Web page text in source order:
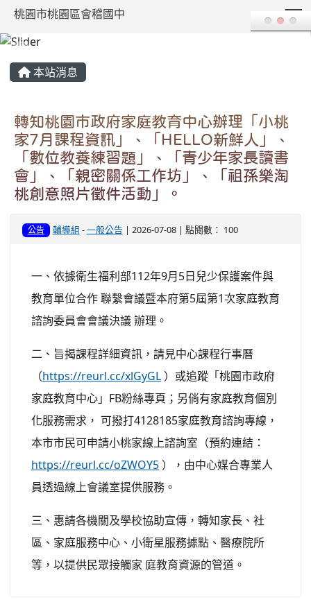
桃園市桃園區會稽國中
本站消息
轉知桃園市政府家庭教育中心辦理「小桃
家7月課程資訊」、「HELLO新鮮人」、
「數位教養練習題」、「青少年家長讀書
會」、「親密關係工作坊」、「祖孫樂淘
桃創意照片徵件活動」。
公告 輔導組 -一般公告 | 2026-07-08 | 點閱數： 100
一、依據衛生福利部112年9月5日兒少保護案件與
教育單位合作 聯繫會議暨本府第5屆第1次家庭教育
諮詢委員會會議決議 辦理。
二、旨揭課程詳細資訊，請見中心課程行事曆
（https://reurl.cc/xlGyGL ）或追蹤「桃園市政府
家庭教育中心」FB粉絲專頁；另倘有家庭教育個別
化服務需求， 可撥打4128185家庭教育諮詢專線，
本市市民可申請小桃家線上諮詢室（預約連結：
https://reurl.cc/oZWOY5 ），由中心媒合專業人
員透過線上會議室提供服務。
三、惠請各機關及學校協助宣傳，轉知家長、社
區、家庭服務中心、小衛星服務據點、醫療院所
等，以提供民眾接觸家 庭教育資源的管道。